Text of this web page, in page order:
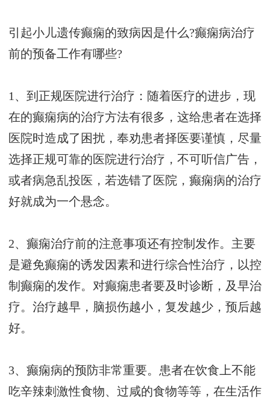
引起小儿遗传癫痫的致病因是什么?癫痫病治疗
前的预备工作有哪些?
1、到正规医院进行治疗：随着医疗的进步，现
在的癫痫病的治疗方法有很多，这给患者在选择
医院时造成了困扰，奉劝患者择医要谨慎，尽量
选择正规可靠的医院进行治疗，不可听信广告，
或者病急乱投医，若选错了医院，癫痫病的治疗
好就成为一个悬念。
2、癫痫治疗前的注意事项还有控制发作。主要
是避免癫痫的诱发因素和进行综合性治疗，以控
制癫痫的发作。对癫痫患者要及时诊断，及早治
疗。治疗越早，脑损伤越小，复发越少，预后越
好。
3、癫痫病的预防非常重要。患者在饮食上不能
吃辛辣刺激性食物、过咸的食物等等，在生活作